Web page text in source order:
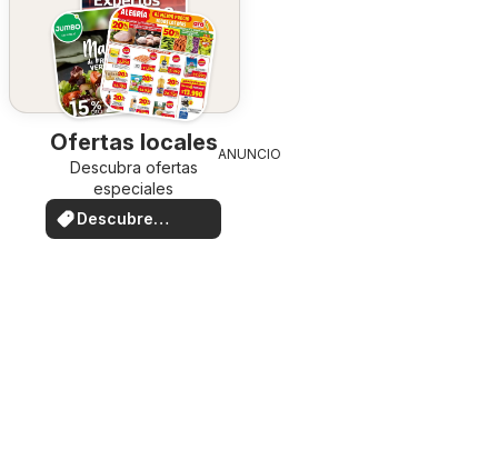
Ofertas locales
Descubra ofertas
especiales
Descubre
ofertas
ANUNCIO